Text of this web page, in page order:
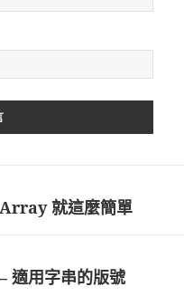
就這麼簡單
適用字串的版號